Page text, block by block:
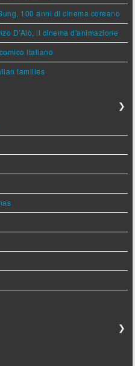
100 anni di cinema coreano
D'Alò, il cinema d'animazione
italiano
families
❯
❯